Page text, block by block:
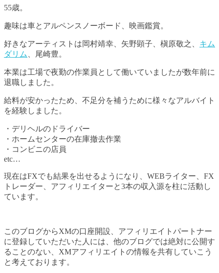
55歳。
趣味は車とアルペンスノーボード、映画鑑賞。
好きなアーティストは岡村靖幸、矢野顕子、槇原敬之、 キム
ダリム
、尾崎豊。
本業は工場で夜勤の作業員として働いていましたが数年前に
退職しました。
給料が安かったため、不足分を補うために様々なアルバイト
を経験しました。
・デリヘルのドライバー
・ホームセンターの在庫撤去作業
・コンビニの店員
etc…
現在はFXでも結果を出せるようになり、WEBライター、FX
トレーダー、アフィリエイターと3本の収入源を柱に活動し
ています。
このブログからXMの口座開設、アフィリエイトパートナー
に登録していただいた人には、他のブログでは絶対に公開す
ることのない、XMアフィリエイトの情報を共有していこう
と考えております。